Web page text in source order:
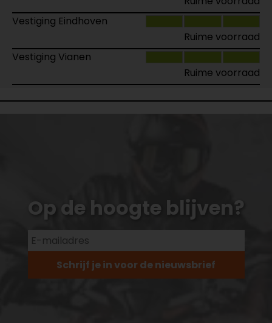
Vestiging Eindhoven
Ruime voorraad
Vestiging Vianen
Ruime voorraad
Op de hoogte blijven?
Schrijf je in voor de nieuwsbrief